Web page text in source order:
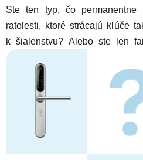
Ste ten typ, čo permanentne
ratolesti, ktoré strácajú kľúče
k šialenstvu? Alebo ste len